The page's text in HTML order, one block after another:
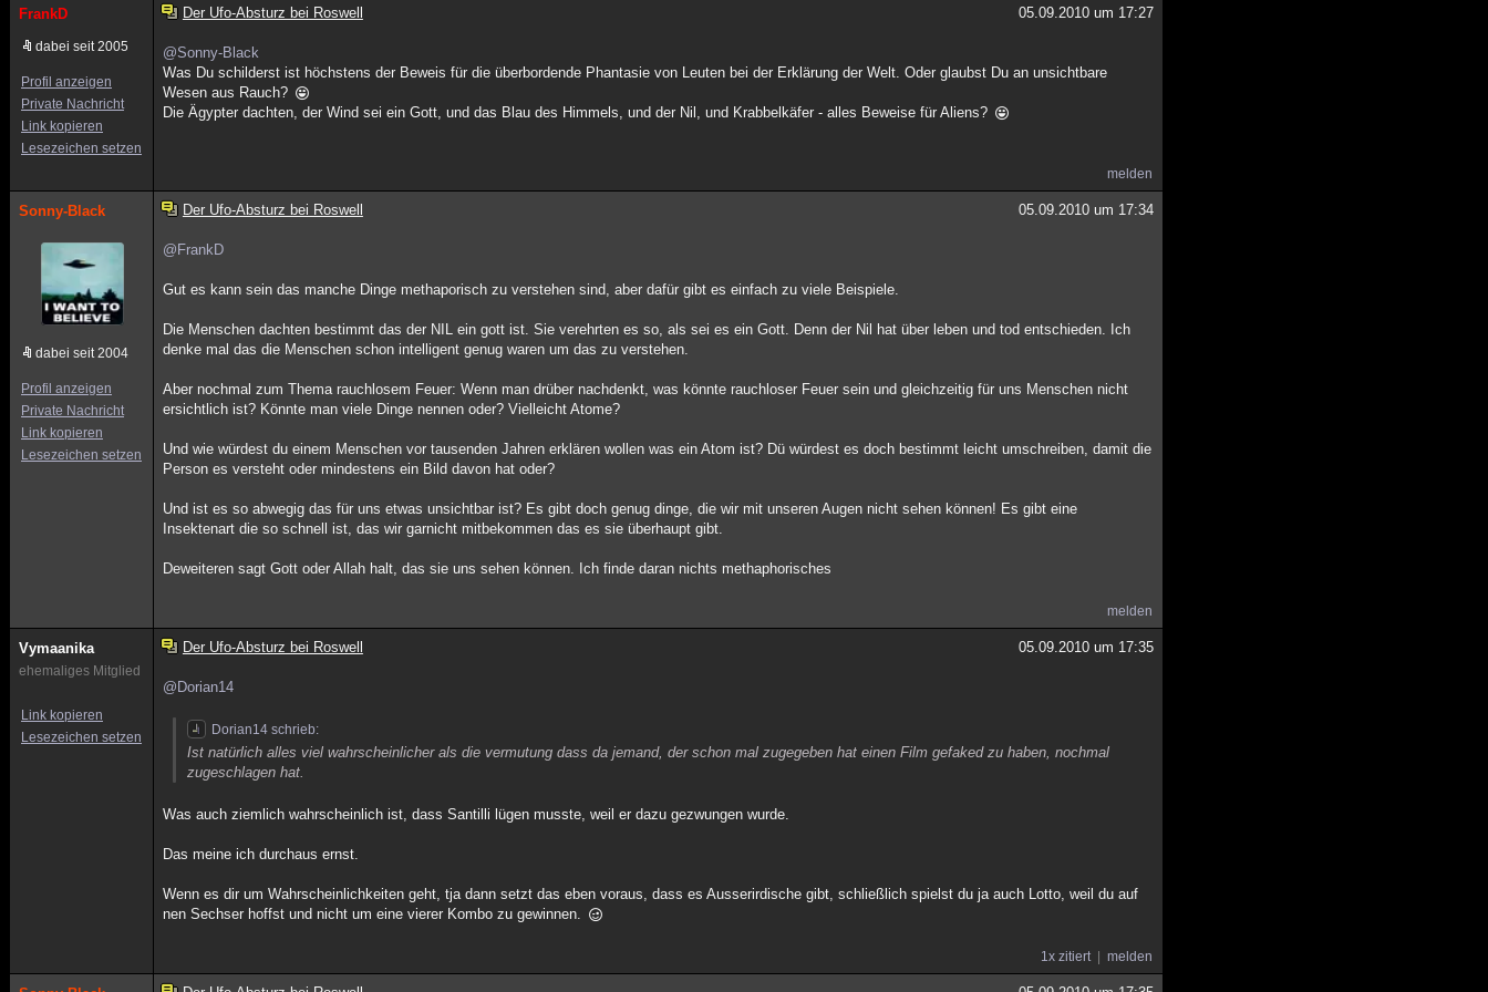
FrankD
dabei seit 2005
Profil anzeigen
Private Nachricht
Link kopieren
Lesezeichen setzen
Der Ufo-Absturz bei Roswell 05.09.2010 um 17:27
@Sonny-Black
Was Du schilderst ist höchstens der Beweis für die überbordende Phantasie von Leuten bei der Erklärung der Welt. Oder glaubst Du an unsichtbare
Wesen aus Rauch?
Die Ägypter dachten, der Wind sei ein Gott, und das Blau des Himmels, und der Nil, und Krabbelkäfer - alles Beweise für Aliens?
melden
Sonny-Black
dabei seit 2004
Profil anzeigen
Private Nachricht
Link kopieren
Lesezeichen setzen
Der Ufo-Absturz bei Roswell 05.09.2010 um 17:34
@FrankD
Gut es kann sein das manche Dinge methaporisch zu verstehen sind, aber dafür gibt es einfach zu viele Beispiele.
Die Menschen dachten bestimmt das der NIL ein gott ist. Sie verehrten es so, als sei es ein Gott. Denn der Nil hat über leben und tod entschieden. Ich
denke mal das die Menschen schon intelligent genug waren um das zu verstehen.
Aber nochmal zum Thema rauchlosem Feuer: Wenn man drüber nachdenkt, was könnte rauchloser Feuer sein und gleichzeitig für uns Menschen nicht
ersichtlich ist? Könnte man viele Dinge nennen oder? Vielleicht Atome?
Und wie würdest du einem Menschen vor tausenden Jahren erklären wollen was ein Atom ist? Dü würdest es doch bestimmt leicht umschreiben, damit die
Person es versteht oder mindestens ein Bild davon hat oder?
Und ist es so abwegig das für uns etwas unsichtbar ist? Es gibt doch genug dinge, die wir mit unseren Augen nicht sehen können! Es gibt eine
Insektenart die so schnell ist, das wir garnicht mitbekommen das es sie überhaupt gibt.
Deweiteren sagt Gott oder Allah halt, das sie uns sehen können. Ich finde daran nichts methaphorisches
melden
Vymaanika
ehemaliges Mitglied
Link kopieren
Lesezeichen setzen
Der Ufo-Absturz bei Roswell 05.09.2010 um 17:35
@Dorian14
Dorian14 schrieb:
Ist natürlich alles viel wahrscheinlicher als die vermutung dass da jemand, der schon mal zugegeben hat einen Film gefaked zu haben, nochmal
zugeschlagen hat.
Was auch ziemlich wahrscheinlich ist, dass Santilli lügen musste, weil er dazu gezwungen wurde.
Das meine ich durchaus ernst.
Wenn es dir um Wahrscheinlichkeiten geht, tja dann setzt das eben voraus, dass es Ausserirdische gibt, schließlich spielst du ja auch Lotto, weil du auf
nen Sechser hoffst und nicht um eine vierer Kombo zu gewinnen.
1x zitiert melden